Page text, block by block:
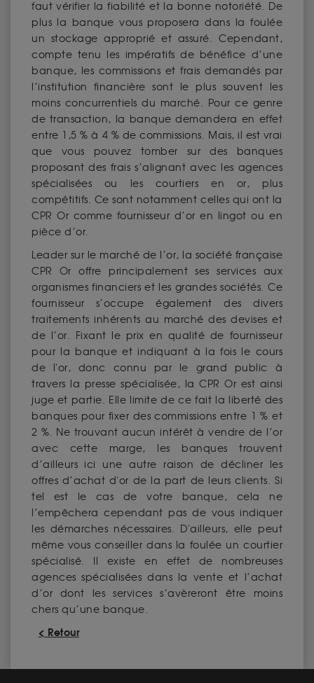
faut vérifier la fiabilité et la bonne notoriété. De
plus la banque vous proposera dans la foulée
un stockage approprié et assuré. Cependant,
compte tenu les impératifs de bénéfice d’une
banque, les commissions et frais demandés par
l’institution financière sont le plus souvent les
moins concurrentiels du marché. Pour ce genre
de transaction, la banque demandera en effet
entre 1,5 % à 4 % de commissions. Mais, il est vrai
que vous pouvez tomber sur des banques
proposant des frais s’alignant avec les agences
spécialisées ou les courtiers en or, plus
compétitifs. Ce sont notamment celles qui ont la
CPR Or comme fournisseur d’or en lingot ou en
pièce d’or.
Leader sur le marché de l’or, la société française
CPR Or offre principalement ses services aux
organismes financiers et les grandes sociétés. Ce
fournisseur s’occupe également des divers
traitements inhérents au marché des devises et
de l’or. Fixant le prix en qualité de fournisseur
pour la banque et indiquant à la fois le cours
de l'or, donc connu par le grand public à
travers la presse spécialisée, la CPR Or est ainsi
juge et partie. Elle limite de ce fait la liberté des
banques pour fixer des commissions entre 1 % et
2 %. Ne trouvant aucun intérêt à vendre de l’or
avec cette marge, les banques trouvent
d’ailleurs ici une autre raison de décliner les
offres d’achat d'or de la part de leurs clients. Si
tel est le cas de votre banque, cela ne
l’empêchera cependant pas de vous indiquer
les démarches nécessaires. D'ailleurs, elle peut
même vous conseiller dans la foulée un courtier
spécialisé. Il existe en effet de nombreuses
agences spécialisées dans la vente et l’achat
d’or dont les services s’avèreront être moins
chers qu’une banque.
< Retour